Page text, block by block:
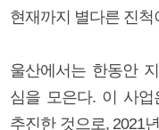
현재까지 별다른 진척
울산에서는 한동안
심을 모은다. 이 사
추진한 것으로, 2021